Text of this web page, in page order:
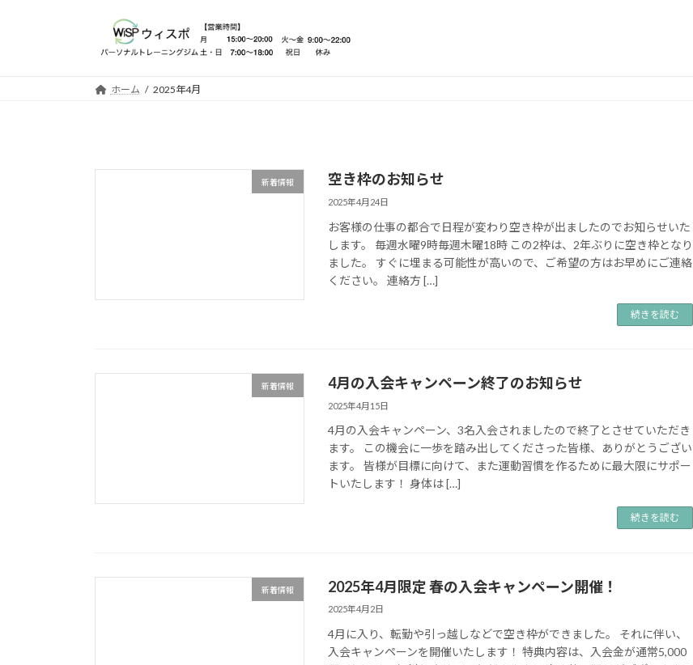
ホーム 2025年4月
新着情報 空き枠のお知らせ
2025年4月24日
お客様の仕事の都合で日程が変わり空き枠が出ましたのでお知らせいた
します。 毎週水曜9時毎週木曜18時 この2枠は、2年ぶりに空き枠となり
ました。 すぐに埋まる可能性が高いので、ご希望の方はお早めにご連絡
ください。 連絡方 […]
続きを読む
新着情報 4月の入会キャンペーン終了のお知らせ
2025年4月15日
4月の入会キャンペーン、3名入会されましたので終了とさせていただき
ます。 この機会に一歩を踏み出してくださった皆様、ありがとうござい
ます。 皆様が目標に向けて、また運動習慣を作るために最大限にサポー
トいたします！ 身体は […]
続きを読む
新着情報 2025年4月限定 春の入会キャンペーン開催！
2025年4月2日
4月に入り、転勤や引っ越しなどで空き枠ができました。 それに伴い、
入会キャンペーンを開催いたします！ 特典内容は、入会金が通常5,000